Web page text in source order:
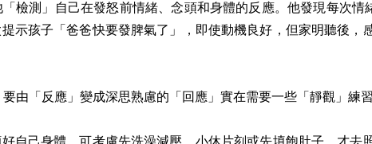
檢測」自己在發怒前情緒、念頭和身體的反應。他發現每次
示孩子「爸爸快要發脾氣了」，即使動機良好，但家明聽後
由「反應」變成深思熟慮的「回應」實在需要一些「靜觀」練習
自己身體，可考慮先洗澡減壓、小休片刻或先填飽肚子，才